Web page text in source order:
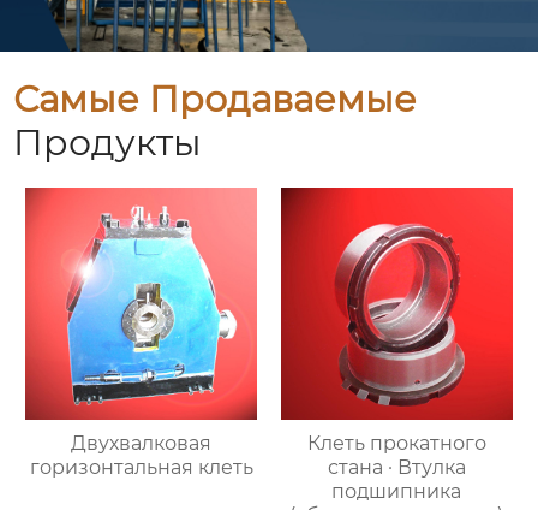
Самые Продаваемые
Продукты
Двухвалковая
горизонтальная клеть
Клеть прокатного
стана · Втулка
подшипника